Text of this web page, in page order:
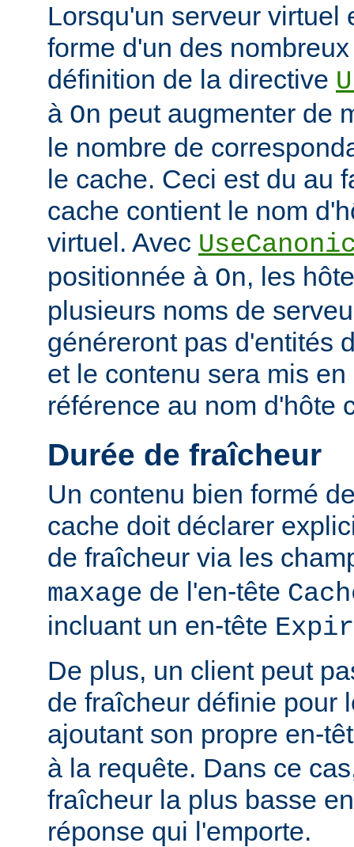
Lorsqu'un serveur virtuel
forme d'un des
définition de la directive
à On peut augmenter de
le nombre de
le cache. Ceci est du au
cache contient le nom
virtuel. Avec
positionnée à On, les
plusieurs noms de
généreront pas d'entités
et le contenu sera mis
référence au nom d'hôte
Durée de fraîcheur
Un contenu bien formé
cache doit déclarer
de fraîcheur via les
maxage de l'en-tête
incluant un en-tête
De plus, un client peut
de fraîcheur définie pour
ajoutant son propre en-
à la requête. Dans ce
fraîcheur la plus basse
réponse qui l'emporte.